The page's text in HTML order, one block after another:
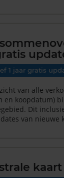
1 jaar gratis
van alle
en koopdatum)
Dit
van nieuwe